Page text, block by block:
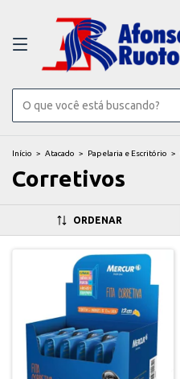
Início > Atacado > Papelaria e Escritório >
Corretivos
ORDENAR